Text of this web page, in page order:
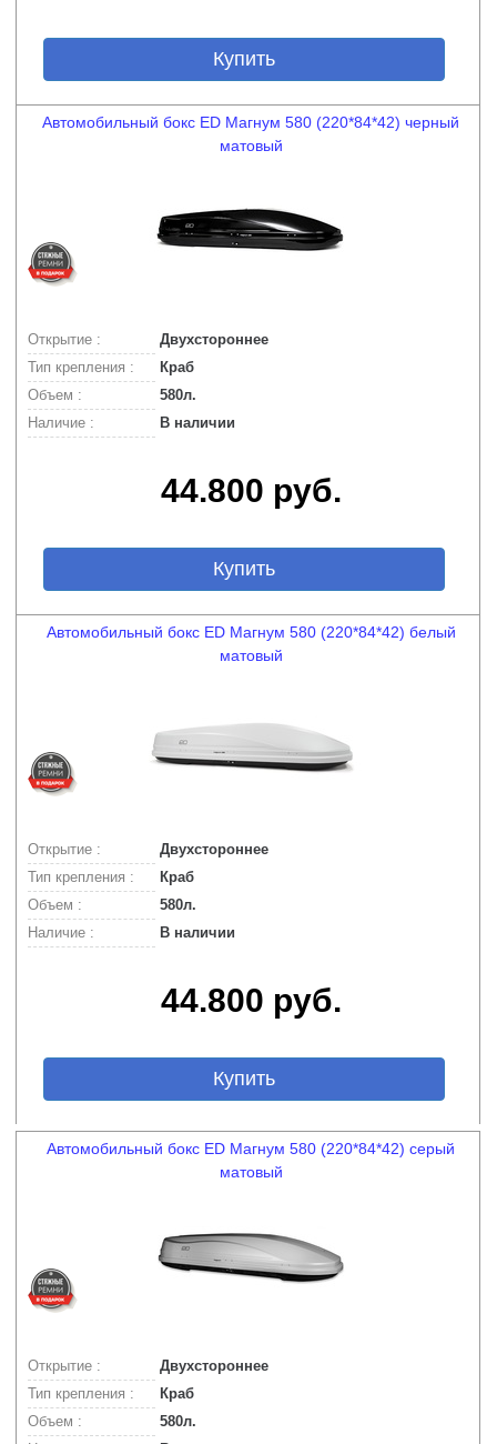
Купить
Автомобильный бокс ED Магнум 580 (220*84*42) черный
матовый
Открытие :
Двухстороннее
Тип крепления :
Краб
Объем :
580л.
Наличие :
В наличии
44.800 руб.
Купить
Автомобильный бокс ED Магнум 580 (220*84*42) белый
матовый
Открытие :
Двухстороннее
Тип крепления :
Краб
Объем :
580л.
Наличие :
В наличии
44.800 руб.
Купить
Автомобильный бокс ED Магнум 580 (220*84*42) серый
матовый
Открытие :
Двухстороннее
Тип крепления :
Краб
Объем :
580л.